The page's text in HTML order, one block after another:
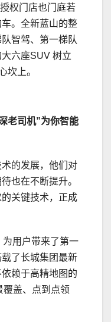
权门店也门庭若
。全新蓝山的整
智驾、第一梯队
六座SUV 树立
坎上。
老司机”为你智能
的发展，他们对
也在不断提升。
关键技术，正成
用户带来了第一
了长城集团最新
赖于高精地图的
覆盖、点到点领